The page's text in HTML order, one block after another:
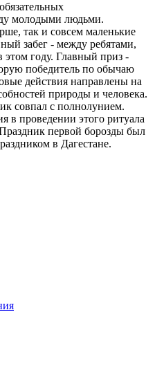
молодыми людьми.
так и совсем маленькие
забег - между ребятами,
этом году. Главный приз -
победитель по обычаю
действия направлены на
природы и человека.
совпал с полнолунием.
в проведении этого ритуала
первой борозды был
в Дагестане.